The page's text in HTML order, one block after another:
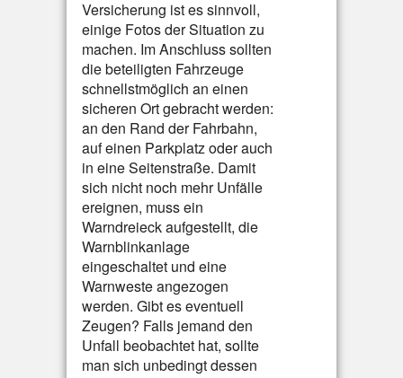
Versicherung ist es sinnvoll,
einige Fotos der Situation zu
machen. Im Anschluss sollten
die beteiligten Fahrzeuge
schnellstmöglich an einen
sicheren Ort gebracht werden:
an den Rand der Fahrbahn,
auf einen Parkplatz oder auch
in eine Seitenstraße. Damit
sich nicht noch mehr Unfälle
ereignen, muss ein
Warndreieck aufgestellt, die
Warnblinkanlage
eingeschaltet und eine
Warnweste angezogen
werden. Gibt es eventuell
Zeugen? Falls jemand den
Unfall beobachtet hat, sollte
man sich unbedingt dessen